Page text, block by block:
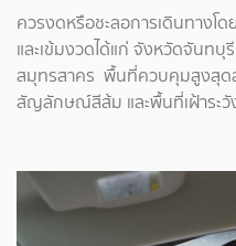
ควรงดหรือชะลอการเดินทาง
และเข้มงวดได้แก่ จังหวัดจันทบุ
สมุทรสาคร พื้นที่ควบคุมสูงสุ
สัญลักษณ์สีส้ม และพื้นที่เฝ้าระ